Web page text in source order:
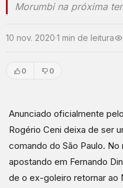
Morumbi na próxima
10 nov. 2020·1 min de leitura
0 0
Anunciado oficialmente
Rogério Ceni deixa de ser
comando do São Paulo.
apostando em Fernando
de o ex-goleiro retornar ao